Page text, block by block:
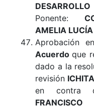
Ponente:
AMELIA
Aprobación
Acuerdoque
dado a la
revisión
en contra